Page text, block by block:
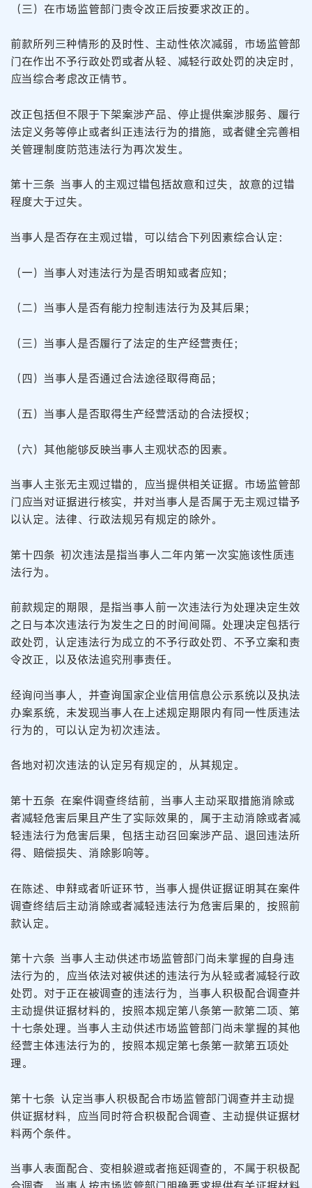
（三）在市场监管部门责令改正后按要求改正的。
前款所列三种情形的及时性、主动性依次减弱，市场监管部
门在作出不予行政处罚或者从轻、减轻行政处罚的决定时，
应当综合考虑改正情节。
改正包括但不限于下架案涉产品、停止提供案涉服务、履行
法定义务等停止或者纠正违法行为的措施，或者健全完善相
关管理制度防范违法行为再次发生。
第十三条 当事人的主观过错包括故意和过失，故意的过错
程度大于过失。
当事人是否存在主观过错，可以结合下列因素综合认定：
（一）当事人对违法行为是否明知或者应知；
（二）当事人是否有能力控制违法行为及其后果；
（三）当事人是否履行了法定的生产经营责任；
（四）当事人是否通过合法途径取得商品；
（五）当事人是否取得生产经营活动的合法授权；
（六）其他能够反映当事人主观状态的因素。
当事人主张无主观过错的，应当提供相关证据。市场监管部
门应当对证据进行核实，并对当事人是否属于无主观过错予
以认定。法律、行政法规另有规定的除外。
第十四条 初次违法是指当事人二年内第一次实施该性质违
法行为。
前款规定的期限，是指当事人前一次违法行为处理决定生效
之日与本次违法行为发生之日的时间间隔。处理决定包括行
政处罚，认定违法行为成立的不予行政处罚、不予立案和责
令改正，以及依法追究刑事责任。
经询问当事人，并查询国家企业信用信息公示系统以及执法
办案系统，未发现当事人在上述规定期限内有同一性质违法
行为的，可以认定为初次违法。
各地对初次违法的认定另有规定的，从其规定。
第十五条 在案件调查终结前，当事人主动采取措施消除或
者减轻危害后果且产生了实际效果的，属于主动消除或者减
轻违法行为危害后果，包括主动召回案涉产品、退回违法所
得、赔偿损失、消除影响等。
在陈述、申辩或者听证环节，当事人提供证据证明其在案件
调查终结后主动消除或者减轻违法行为危害后果的，按照前
款认定。
第十六条 当事人主动供述市场监管部门尚未掌握的自身违
法行为的，应当依法对被供述的违法行为从轻或者减轻行政
处罚。对于正在被调查的违法行为，当事人积极配合调查并
主动提供证据材料的，按照本规定第八条第一款第二项、第
十七条处理。当事人主动供述市场监管部门尚未掌握的其他
经营主体违法行为的，按照本规定第七条第一款第五项处
理。
第十七条 认定当事人积极配合市场监管部门调查并主动提
供证据材料，应当同时符合积极配合调查、主动提供证据材
料两个条件。
当事人表面配合、变相躲避或者拖延调查的，不属于积极配